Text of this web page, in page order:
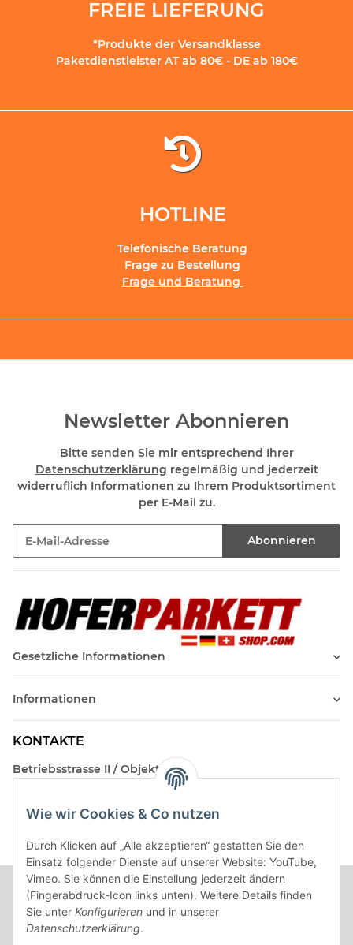
Wie wir Cookies & Co nutzen
Durch Klicken auf „Alle akzeptieren“ gestatten Sie den
Einsatz folgender Dienste auf unserer Website: YouTube,
Vimeo. Sie können die Einstellung jederzeit ändern
(Fingerabdruck-Icon links unten). Weitere Details finden
Sie unter Konfigurieren und in unserer
Datenschutzerklärung.
FREIE LIEFERUNG
*Produkte der Versandklasse
Paketdienstleister AT ab 80€ - DE ab 180€
HOTLINE
Telefonische Beratung
Frage zu Bestellung
Frage und Beratung
Newsletter Abonnieren
Bitte senden Sie mir entsprechend Ihrer
Datenschutzerklärung regelmäßig und jederzeit
widerruflich Informationen zu Ihrem Produktsortiment
per E-Mail zu.
Abonnieren
Gesetzliche Informationen
Informationen
KONTAKTE
Betriebsstrasse II / Objekt 17
Kontakt